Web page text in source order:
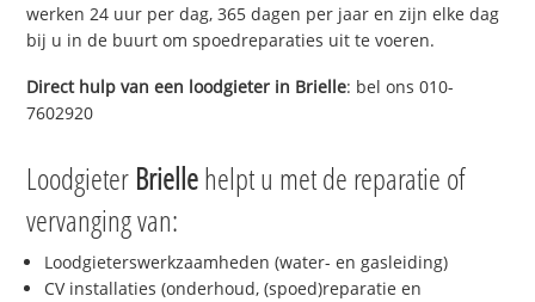
werken 24 uur per dag, 365 dagen per jaar en zijn elke dag
bij u in de buurt om spoedreparaties uit te voeren.
Direct hulp van een loodgieter in Brielle: bel ons 010-
7602920
Loodgieter Briellehelpt u met de reparatie of
vervanging van:
Loodgieterswerkzaamheden (water- en gasleiding)
CV installaties (onderhoud, (spoed)reparatie en